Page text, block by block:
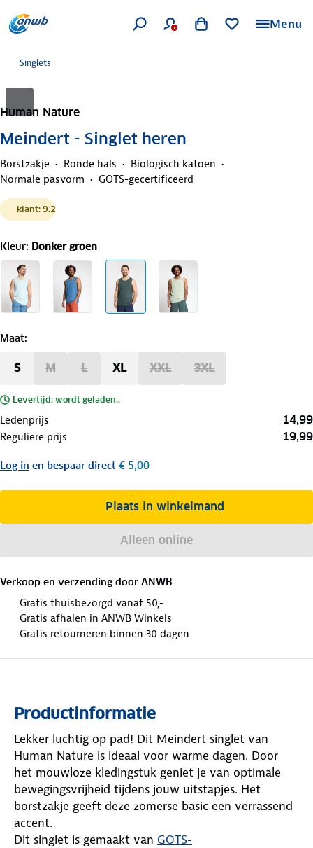
Menu
Singlets
Human Nature
Meindert - Singlet heren
Borstzakje Ronde hals
Biologisch katoen
Normale pasvorm
GOTS-gecertificeerd
klant: 9.2
Kleur: Donker groen
Maat:
S M L XL XXL 3XL
Levertijd: wordt geladen..
Ledenprijs 14,99
Reguliere prijs 19,99
Log in en bespaar direct € 5,00
Plaats in winkelmand
Alleen online
Verkoop en verzending door ANWB
Gratis thuisbezorgd vanaf 50,-
Gratis afhalen in ANWB Winkels
Gratis retourneren binnen 30 dagen
Productinformatie
Lekker luchtig op pad! Dit Meindert singlet van
Human Nature is ideaal voor warme dagen. Door
het mouwloze kledingstuk geniet je van optimale
bewegingsvrijheid tijdens jouw uitstapjes. Het
borstzakje geeft deze zomerse basic een verrassend
accent.
Dit singlet is gemaakt van GOTS-